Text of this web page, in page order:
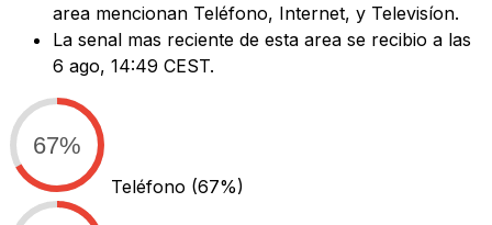
area mencionan Teléfono, Internet, y Televisíon.
La senal mas reciente de esta area se recibio a las
6 ago, 14:49 CEST.
67%
Teléfono (67%)